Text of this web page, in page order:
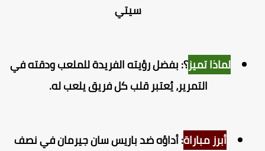
سيتي
لماذا تميز؟: بفضل رؤيته الفريدة للملعب ودقته في
التمرير، يُعتبر قلب كل فريق يلعب له.
أبرز مباراة: أداؤه ضد باريس سان جيرمان في نصف